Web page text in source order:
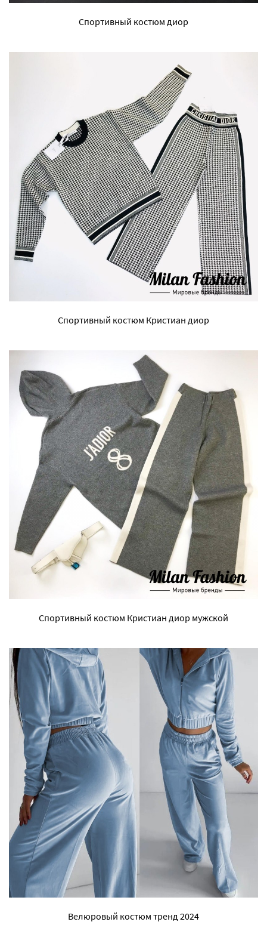
Спортивный костюм диор
Спортивный костюм Кристиан диор
Спортивный костюм Кристиан диор мужской
Велюровый костюм тренд 2024